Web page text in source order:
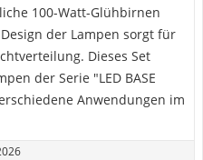
100-Watt-Glühbirnen
der Lampen sorgt für
Dieses Set
der Serie "LED BASE
Anwendungen im